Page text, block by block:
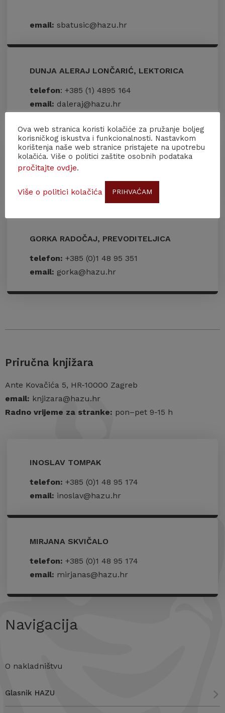
email: sbatusic@hazu.hr
DUNJA ALERAJ LONČARIĆ, LEKTORICA
telefon: +385 (1) 4895 164
email: daleraj@hazu.hr
MAJA SILOV TOVERNIĆ, LEKTORICA
+385 (0)1 48 95 351
email:maja@hazu.hr
GORKA RADOČAJ, PREVODITELJICA
telefon: +385 (0)1 48 95 351
email: gorka@hazu.hr
Priručna knjižara
Ante Kovačića 5, HR-10000 Zagreb
email: knjizara@hazu.hr
Radno vrijeme za stranke: pon–pet 9-15 h
INOSLAV TOMPAK
telefon: +385 (0)1 48 95 174
email: inoslav@hazu.hr
MIRJANA SKVIČALO
telefon: +385 (0)1 48 95 174
email: mirjanas@hazu.hr
Navigacija
O nakladništvu
Glasnik HAZU
Ova web stranica koristi kolačiće za pružanje boljeg
korisničkog iskustva i funkcionalnosti. Nastavkom
korištenja naše web stranice pristajete na upotrebu
kolačića. Više o politici zaštite osobnih podataka
pročitajte ovdje.
Više o politici kolačića PRIHVAĆAM